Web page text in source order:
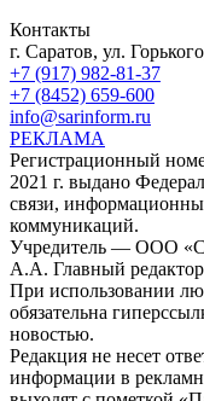
Контакты
г. Саратов, ул.
+7 (917) 982-81-37
+7 (8452) 659-600
info@sarinform.ru
РЕКЛАМА
Регистрационный
2021 г. выдано
связи,
коммуникаций.
Учредитель — ООО
А.А. Главный
При использовании
обязательна
новостью.
Редакция не несет
информации в